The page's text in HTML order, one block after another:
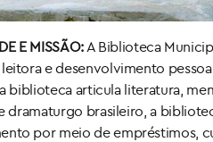
E MISSÃO: A Biblioteca
e desenvolvimento
biblioteca articula literatura,
dramaturgo brasileiro, a
por meio de empréstimos,